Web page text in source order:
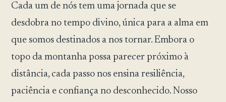
Cada um de nós tem uma jornada que se
desdobra no tempo divino, única para a alma em
que somos destinados a nos tornar. Embora o
topo da montanha possa parecer próximo à
distância, cada passo nos ensina resiliência,
paciência e confiança no desconhecido. Nosso